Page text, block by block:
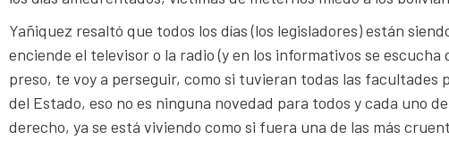
Yañiquez resaltó que todos los días (los legisladores) están
enciende el televisor o la radio (y en los informativos se
preso, te voy a perseguir, como si tuvieran todas las facultades
del Estado, eso no es ninguna novedad para todos y cada uno
derecho, ya se está viviendo como si fuera una de las más